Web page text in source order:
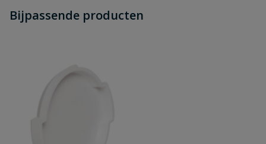
dit product?
Schrijf zelf een beoordeling
Uw waardering:
Bijpassende producten